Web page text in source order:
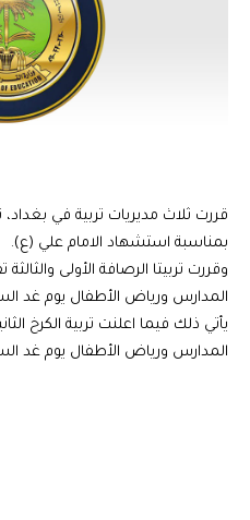
قررت ثلاث مديريات تربية في
بمناسبة استشهاد الامام علي (ع).
وقررت تربيتا الرصافة الأولى
المدارس ورياض الأطفال يوم غد
يأتي ذلك فيما اعلنت تربية الكرخ
المدارس ورياض الأطفال يوم غد